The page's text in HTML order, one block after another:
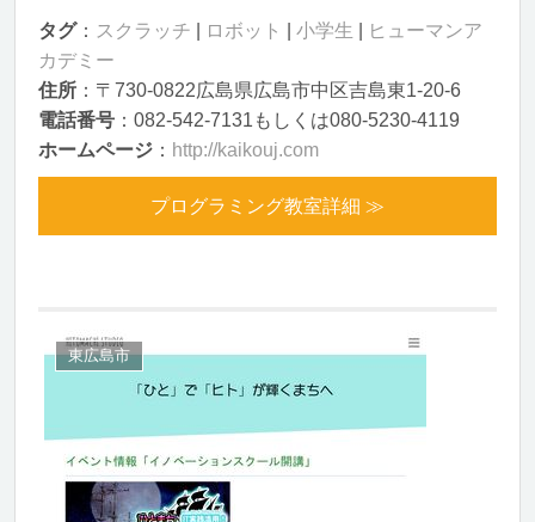
タグ： スクラッチ ロボット 小学生
ヒューマンア
カデミー
住所 ：〒730-0822広島県広島市中区吉島東1-20-6
電話番号 ：082-542-7131もしくは080-5230-4119
ホームページ ： http://kaikouj.com
プログラミング教室詳細 ≫
東広島市